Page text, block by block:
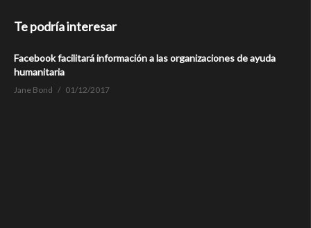
Te podría interesar
Facebook facilitará información a las organizaciones de ayuda
humanitaria
Jane Bond 01/12/2017